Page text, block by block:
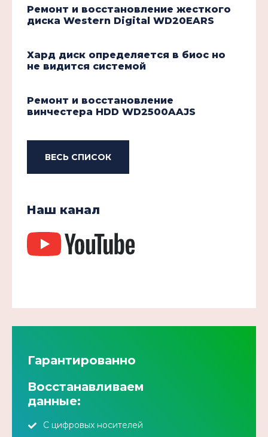
Ремонт и восстановление жесткого
диска Western Digital WD20EARS
Хард диск определяется в биос но
не видится системой
Ремонт и восстановление
винчестера HDD WD2500AAJS
ВЕСЬ СПИСОК
Наш канал
Гарантированно
Восстанавливаем
данные:
С цифровых носителей